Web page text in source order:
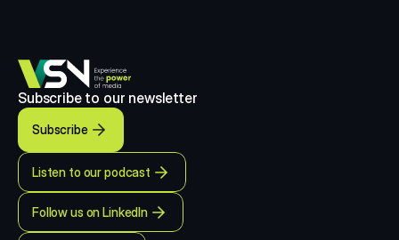
Subscribe to our newsletter
Subscribe
Listen to our podcast
Follow us on LinkedIn